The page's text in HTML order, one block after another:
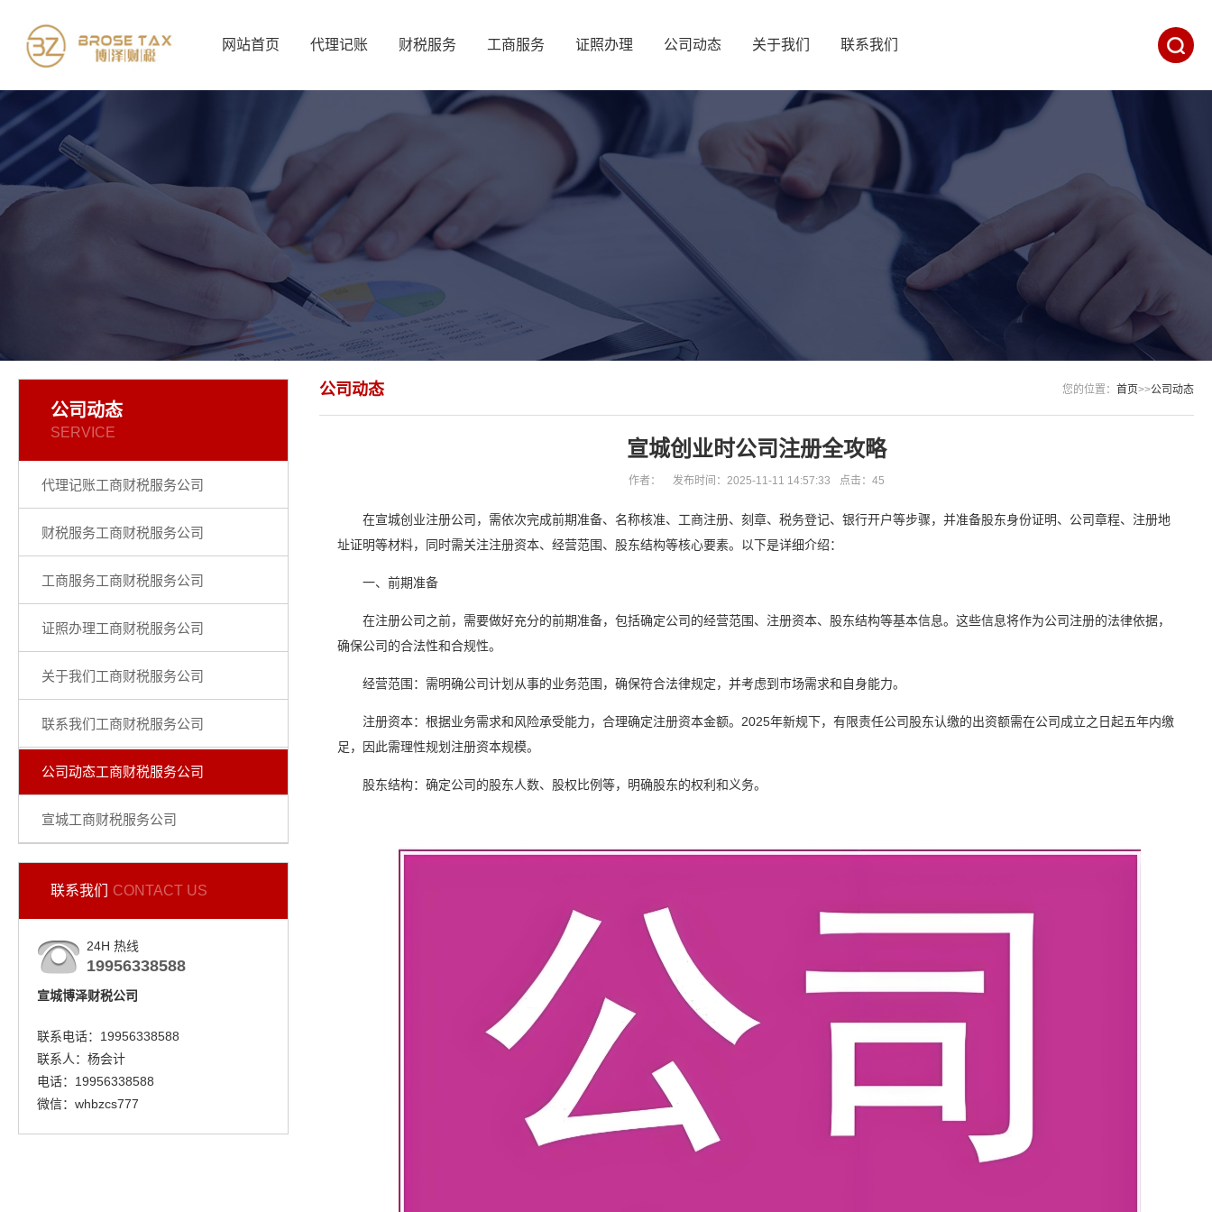
网站首页 代理记账 财税服务 工商服务 证照办理 公司动态 关于我们 联系我们
公司动态
SERVICE
代理记账工商财税服务公司
财税服务工商财税服务公司
工商服务工商财税服务公司
证照办理工商财税服务公司
关于我们工商财税服务公司
联系我们工商财税服务公司
公司动态工商财税服务公司
宣城工商财税服务公司
联系我们 CONTACT US
24H 热线
19956338588
宣城博泽财税公司
联系电话：19956338588
联系人：杨会计
电话：19956338588
微信：whbzcs777
您的位置： 首页>>公司动态
公司动态
宣城创业时公司注册全攻略
作者： 发布时间：2025-11-11 14:57:33 点击： 45
在宣城创业注册公司，需依次完成前期准备、名称核准、工商注册、刻章、税务登记、银行开户等步骤，并准备股东身份证明、公司章程、注册地
址证明等材料，同时需关注注册资本、经营范围、股东结构等核心要素。以下是详细介绍：
一、前期准备
在注册公司之前，需要做好充分的前期准备，包括确定公司的经营范围、注册资本、股东结构等基本信息。这些信息将作为公司注册的法律依据，
确保公司的合法性和合规性。
经营范围：需明确公司计划从事的业务范围，确保符合法律规定，并考虑到市场需求和自身能力。
注册资本：根据业务需求和风险承受能力，合理确定注册资本金额。2025年新规下，有限责任公司股东认缴的出资额需在公司成立之日起五年内缴
足，因此需理性规划注册资本规模。
股东结构：确定公司的股东人数、股权比例等，明确股东的权利和义务。